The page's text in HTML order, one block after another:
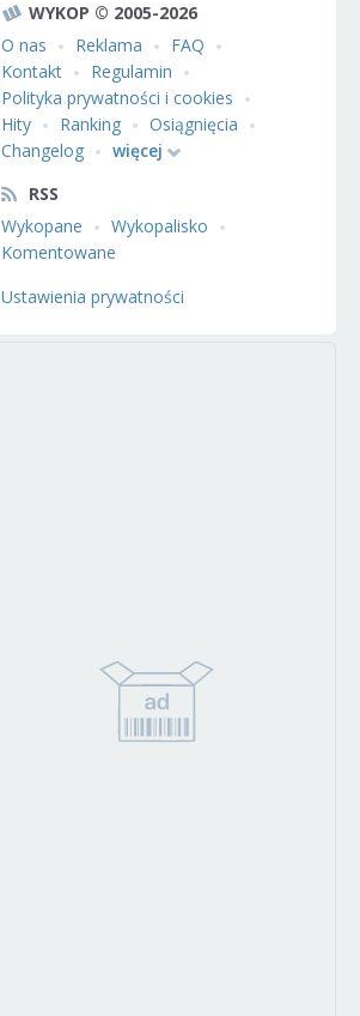
WYKOP © 2005-2026
O nas
Reklama
FAQ
Kontakt
Regulamin
Polityka prywatności i cookies
Hity
Ranking
Osiągnięcia
Changelog
więcej
RSS
Wykopane
Wykopalisko
Komentowane
Ustawienia prywatności